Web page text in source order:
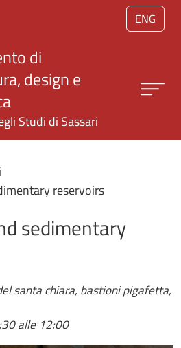
Salta al contenuto principale
ENG
di
design e
Studi di Sassari
reservoirs
sedimentary
santa chiara, bastioni pigafetta,
alle 12:00